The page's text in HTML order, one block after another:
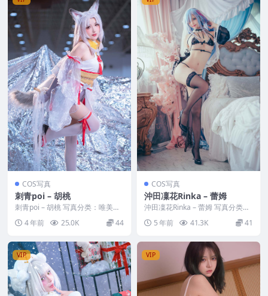
COS写真
刺青poi – 胡桃
刺青poi – 胡桃 写真分类：唯美，
参与模特：刺青poi [套图大小]：
[9P...4 年前 25.0K 44
COS写真
沖田凜花Rinka – 蕾姆
沖田凜花Rinka – 蕾姆 写真分类：
唯美，参与模特：沖田凜花Rinka
[套...5 年前 41.3K 41
VIP VIP